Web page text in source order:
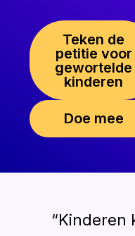
Teken de
petitie voor
gewortelde
kinderen
Doe mee
“Kinderen